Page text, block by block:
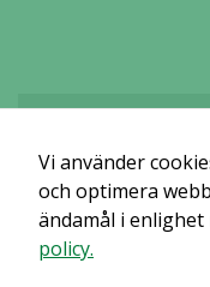
Det verkar som om
Vi använder
och optimera
ändamål i enlighet
policy.